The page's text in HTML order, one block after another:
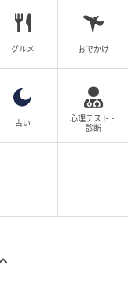
グルメ おでかけ
占い
心理テスト・
診断